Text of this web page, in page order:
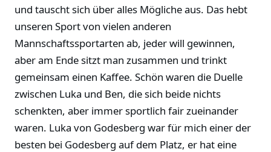
und tauscht sich über alles Mögliche aus. Das hebt
unseren Sport von vielen anderen
Mannschaftssportarten ab, jeder will gewinnen,
aber am Ende sitzt man zusammen und trinkt
gemeinsam einen Kaffee. Schön waren die Duelle
zwischen Luka und Ben, die sich beide nichts
schenkten, aber immer sportlich fair zueinander
waren. Luka von Godesberg war für mich einer der
besten bei Godesberg auf dem Platz, er hat eine